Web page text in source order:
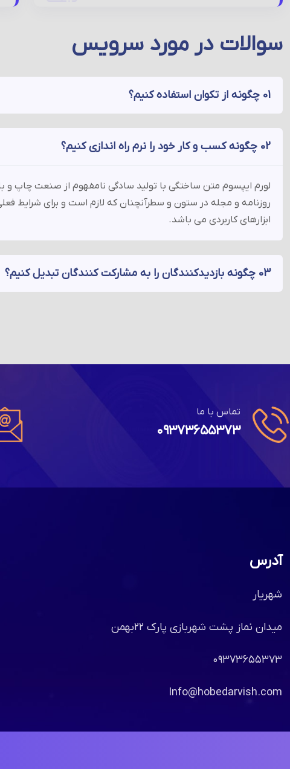
سوالات در مورد سرویس
01 چگونه از تکوان استفاده کنیم؟
02 چگونه کسب و کار خود را نرم راه اندازی کنیم؟
لورم ایپسوم متن ساختگی با تولید سادگی نامفهوم از صنعت چاپ و
روزنامه و مجله در ستون و سطرآنچنان که لازم است و برای شرایط
ابزارهای کاربردی می باشد.
03 چگونه بازدیدکنندگان را به مشارکت کنندگان تبدیل کنیم؟
تماس با ما
۰۹۳۷۳۶۵۵۳۷۳
آدرس
شهریار
میدان نماز پشت شهربازی پارک ۲۲بهمن
۰۹۳۷۳۶۵۵۳۷۳
Info@hobedarvish.com